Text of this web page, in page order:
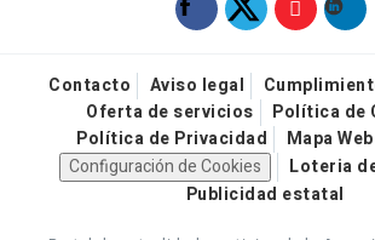
Contacto Aviso legal
Oferta de servicios
Política de
Política de Privacidad
Mapa Web
Configuración de Cookies
Loteria
Publicidad estatal